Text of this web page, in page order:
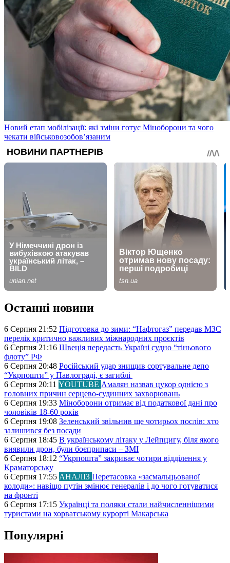
Новий етап мобілізації: які зміни готує Міноборони та чого
чекати військовозобов’язаним
Останні новини
6 Серпня 21:52 Підготовка до зими: “Нафтогаз” передав МЗС
перелік критично важливих міжнародних проєктів
6 Серпня 21:16 Швеція передасть Україні судно “тіньового
флоту” РФ
6 Серпня 20:48 Російський удар знищив сортувальне депо
“Укрпошти” у Павлограді, є загиблі
6 Серпня 20:11 YOUTUBE Амалян назвав цукор однією з
головних причин серцево-судинних захворювань
6 Серпня 19:33 Міноборони отримає від податкової дані про
чоловіків 18-60 років
6 Серпня 19:08 Зеленський звільнив ще чотирьох послів: хто
залишився без посади
6 Серпня 18:45 В українському літаку у Лейпцигу, біля якого
виявили дрон, були боєприпаси – ЗМІ
6 Серпня 18:12 “Укрпошта” закриває чотири відділення у
Краматорську
6 Серпня 17:55 АНАЛІЗ Перетасовка «засмальцьованої
колоди»: навіщо путін змінює генералів і до чого готуватися
на фронті
6 Серпня 17:15 Українці та поляки стали найчисленнішими
туристами на хорватському курорті Макарська
Популярні